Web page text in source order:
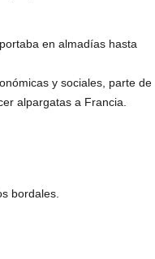
en almadías hasta
y sociales, parte de
alpargatas a Francia.
bordales.